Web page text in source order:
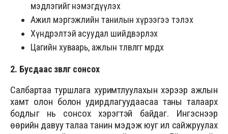
мэдлэгийг нэмэгдүүлэх
Ажил мэргэжлийн танилын хүрээгээ тэлэх
Хүндрэлтэй асуудал шийдвэрлэх
Цагийн хуваарь, ажлын төлөвлөгөөгөө мөрдөх
2. Бусдаас зөвлөгөө сонсох
Салбартаа туршлага хуримтлуулахын хэрээр ажлын
хамт олон болон удирдлагуудаасаа таны талаарх
бодлыг нь сонсох хэрэгтэй байдаг. Ингэснээр
өөрийн давуу талаа танин мэдэж юуг илүү сайжруулах